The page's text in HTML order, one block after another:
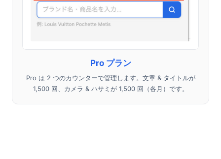
Pro プラン
Pro は 2 つのカウンターで管理します。文章 & タイトルが
1,500 回、カメラ & ハサミが 1,500 回（各月）です。